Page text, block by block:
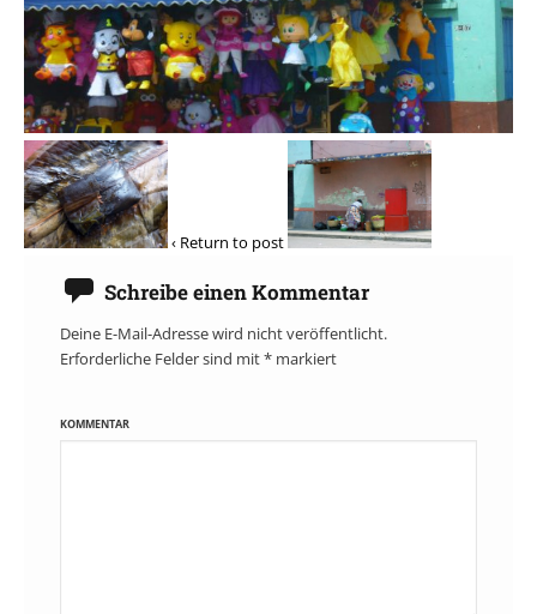
‹ Return to post
Schreibe einen Kommentar
Deine E-Mail-Adresse wird nicht veröffentlicht.
Erforderliche Felder sind mit* markiert
KOMMENTAR